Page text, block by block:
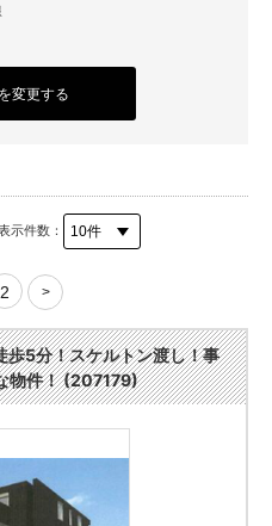
変更する
示件数：
2 >
5分！スケルトン渡し！事
物件！ (207179)